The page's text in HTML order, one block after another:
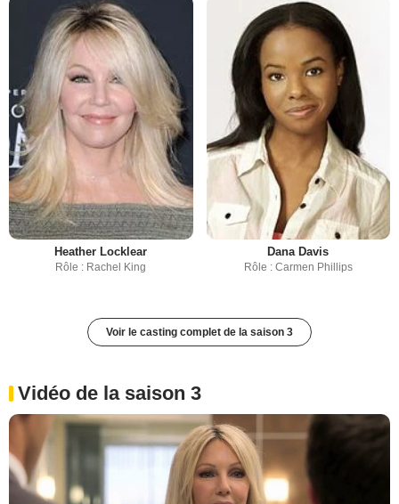
Heather Locklear
Rôle : Rachel King
Dana Davis
Rôle : Carmen Phillips
Voir le casting complet de la saison 3
Vidéo de la saison 3